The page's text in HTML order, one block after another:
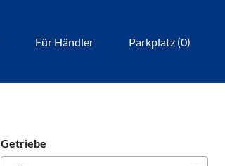
Für Händler Parkplatz (0)
Getriebe